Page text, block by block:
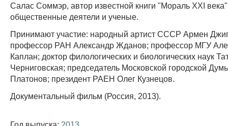
Салас Соммэр, автор известной книги "Мораль XXI
общественные деятели и ученые.
Принимают участие: народный артист СССР Армен
профессор РАН Александр Жданов; профессор МГУ
Каплан; доктор филологических и биологических наук
Черниговская; председатель Московской городской
Платонов; президент РАЕН Олег Кузнецов.
Документальный фильм (Россия, 2013).